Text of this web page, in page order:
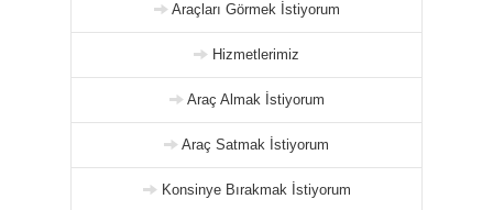
Araçları Görmek İstiyorum
Hizmetlerimiz
Araç Almak İstiyorum
Araç Satmak İstiyorum
Konsinye Bırakmak İstiyorum